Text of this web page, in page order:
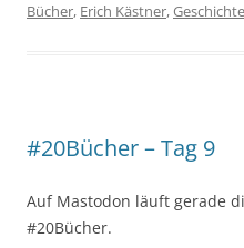
Bücher, Erich Kästner,Geschichte
#20Bücher – Tag 9
Auf Mastodon läuft gerade
#20Bücher.